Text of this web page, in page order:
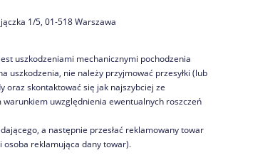
1/5, 01-518 Warszawa
uszkodzeniami mechanicznymi pochodzenia
uszkodzenia, nie należy przyjmować przesyłki (lub
oraz skontaktować się jak najszybciej ze
uwzględnienia ewentualnych roszczeń
a następnie przesłać reklamowany towar
osoba reklamująca dany towar).